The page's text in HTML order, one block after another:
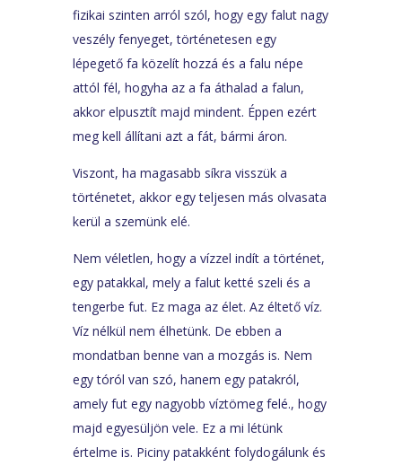
fizikai szinten arról szól, hogy egy falut nagy
veszély fenyeget, történetesen egy
lépegető fa közelít hozzá és a falu népe
attól fél, hogyha az a fa áthalad a falun,
akkor elpusztít majd mindent. Éppen ezért
meg kell állítani azt a fát, bármi áron.
Viszont, ha magasabb síkra visszük a
történetet, akkor egy teljesen más olvasata
kerül a szemünk elé.
Nem véletlen, hogy a vízzel indít a történet,
egy patakkal, mely a falut ketté szeli és a
tengerbe fut. Ez maga az élet. Az éltető víz.
Víz nélkül nem élhetünk. De ebben a
mondatban benne van a mozgás is. Nem
egy tóról van szó, hanem egy patakról,
amely fut egy nagyobb víztömeg felé., hogy
majd egyesüljön vele. Ez a mi létünk
értelme is. Piciny patakként folydogálunk és